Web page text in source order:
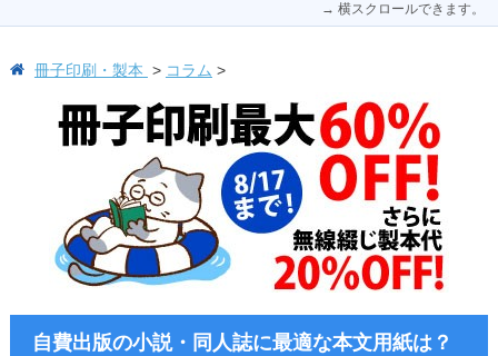
→ 横スクロールできます。
冊子印刷・製本 コラム
自費出版の小説・同人誌に最適な本文用紙は？